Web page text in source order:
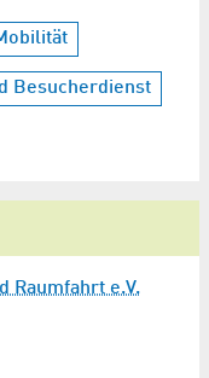
Besucherdienst
Raumfahrt e.V.